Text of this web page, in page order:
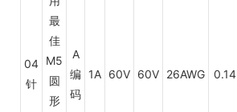
04
针
A
编
码
1A 60V 60V 26AWG 0.14